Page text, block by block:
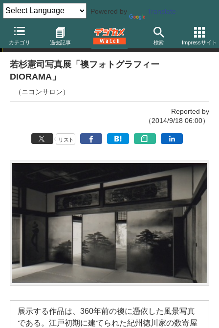
Powered by Translate
カテゴリ 過去記事 検索 Impressサイト
写真展
若杉憲司写真展「襖フォトグラフィー
DIORAMA」
（ニコンサロン）
Reported by
（2014/9/18 06:00）
リスト
展示する作品は、360年前の襖に憑依した風景写真
である。江戸初期に建てられた紀州徳川家の数寄屋